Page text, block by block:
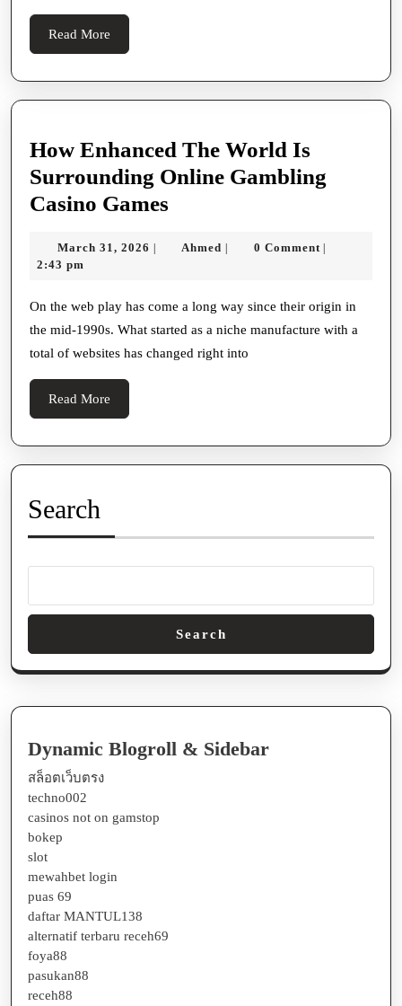
Read More
More
How Enhanced The World Is
Surrounding Online Gambling
Casino Games
The
Is
Surrounding
Online
Games
March 31, 2026 March
| Ahmed Ahmed
| 0 Comment |
2:43 pm
On the web play has come a long way since their origin in
the mid-1990s. What started as a niche manufacture with a
total of websites has changed right into
Read More
More
Search
Search
Dynamic Blogroll & Sidebar
สล็อตเว็บตรง
techno002
casinos not on gamstop
bokep
slot
mewahbet login
puas 69
daftar MANTUL138
alternatif terbaru receh69
foya88
pasukan88
receh88